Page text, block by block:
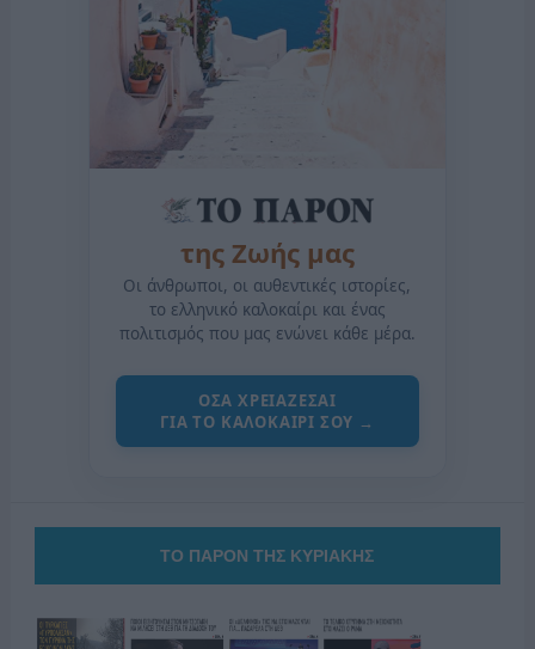
της Ζωής μας
Οι άνθρωποι, οι αυθεντικές ιστορίες,
το ελληνικό καλοκαίρι και ένας
πολιτισμός που μας ενώνει κάθε μέρα.
ΟΣΑ ΧΡΕΙΑΖΕΣΑΙ
ΓΙΑ ΤΟ ΚΑΛΟΚΑΙΡΙ ΣΟΥ →
ΤΟ ΠΑΡΟΝ ΤΗΣ ΚΥΡΙΑΚΗΣ